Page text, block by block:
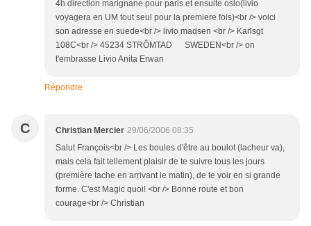
4h direction marignane pour paris et ensuite oslo(livio
voyagera en UM tout seul pour la premiere fois)<br /> voici
son adresse en suede<br /> livio madsen <br /> Karlsgt
108C<br /> 45234 STRÔMTAD SWEDEN<br /> on
t'embrasse Livio Anita Erwan
Répondre
C Christian Mercier 29/06/2006 08:35
Salut François<br /> Les boules d'être au boulot (lacheur va),
mais cela fait tellement plaisir de te suivre tous les jours
(première tache en arrivant le matin), de te voir en si grande
forme. C'est Magic quoi! <br /> Bonne route et bon
courage<br /> Christian